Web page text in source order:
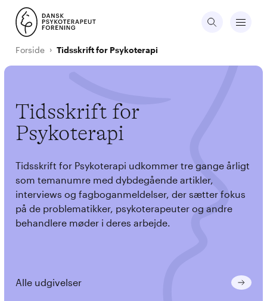
Forside Tidsskrift for Psykoterapi
Tidsskrift for
Psykoterapi
Tidsskrift for Psykoterapi udkommer tre gange årligt
som temanumre med dybdegående artikler,
interviews og fagboganmeldelser, der sætter fokus
på de problematikker, psykoterapeuter og andre
behandlere møder i deres arbejde.
Alle udgivelser